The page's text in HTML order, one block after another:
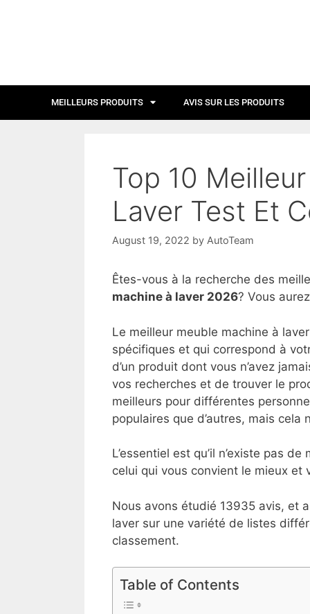
MEILLEURS PRODUITS AVIS SUR LES PRODUITS
Top 10
Laver Test Et
August 19, 2022 by AutoTeam
Êtes-vous à la recherche des
machine à laver 2026? Vous
Le meilleur meuble machine à
spécifiques et qui correspond à
d’un produit dont vous n’avez
vos recherches et de trouver le
meilleurs pour différentes
populaires que d’autres, mais cela
L’essentiel est qu’il n’existe pas
celui qui vous convient le mieux et
Nous avons étudié 13935 avis, et
laver sur une variété de listes
classement.
Table of Contents